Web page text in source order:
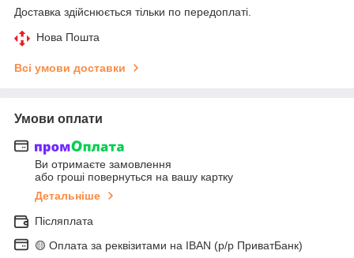
Доставка здійснюється тільки по передоплаті.
Нова Пошта
Всі умови доставки
Умови оплати
Ви отримаєте замовлення
або гроші повернуться на вашу картку
Детальніше
Післяплата
🟡 Оплата за реквізитами на IBAN (р/р ПриватБанк)